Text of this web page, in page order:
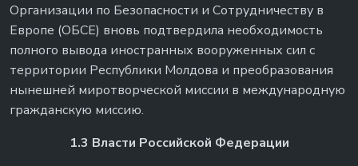
Организации по Безопасности и Сотрудничеству в
Европе (ОБСЕ) вновь подтвердила необходимость
полного вывода иностранных вооруженных сил с
территории Республики Молдова и преобразования
нынешней миротворческой миссии в международную
гражданскую миссию.
1.3 Власти Российской Федерации